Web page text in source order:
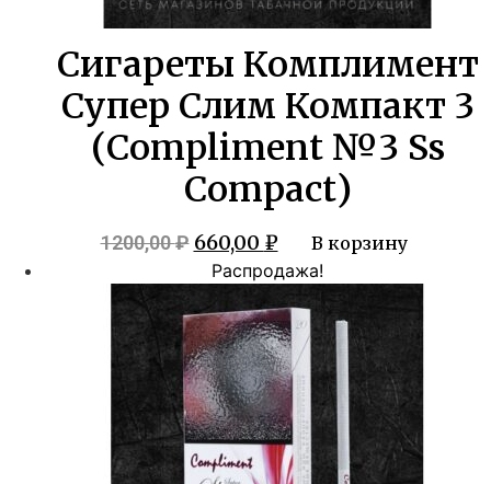
Сигареты Комплимент
Супер Слим Компакт 3
(Compliment №3 Ss
Compact)
1200,00₽ Первоначальная
цена
составляла
1200,00 ₽.
660,00 ₽Текущая
цена:
660,00 ₽.
В корзину
Распродажа!